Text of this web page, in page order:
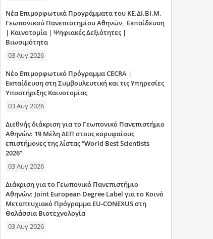
η
ς
Νέα Επιμορφωτικά Προγράμματα του ΚΕ.ΔΙ.ΒΙ.Μ.
Γεωπονικού Πανεπιστημίου Αθηνών_ Εκπαίδευση
| Καινοτομία | Ψηφιακές Δεξιότητες |
Βιωσιμότητα
03 Αυγ 2026
Νέο Επιμορφωτικό Πρόγραμμα CECRA |
Εκπαίδευση στη Συμβουλευτική και τις Υπηρεσίες
Υποστήριξης Καινοτομίας
03 Αυγ 2026
Διεθνής διάκριση για το Γεωπονικό Πανεπιστήμιο
Αθηνών: 19 Μέλη ΔΕΠ στους κορυφαίους
επιστήμονες της λίστας “World Best Scientists
2026”
03 Αυγ 2026
Διάκριση για το Γεωπονικό Πανεπιστήμιο
Αθηνών: Joint European Degree Label για το Κοινό
Μεταπτυχιακό Πρόγραμμα EU-CONEXUS στη
Θαλάσσια Βιοτεχνολογία
03 Αυγ 2026